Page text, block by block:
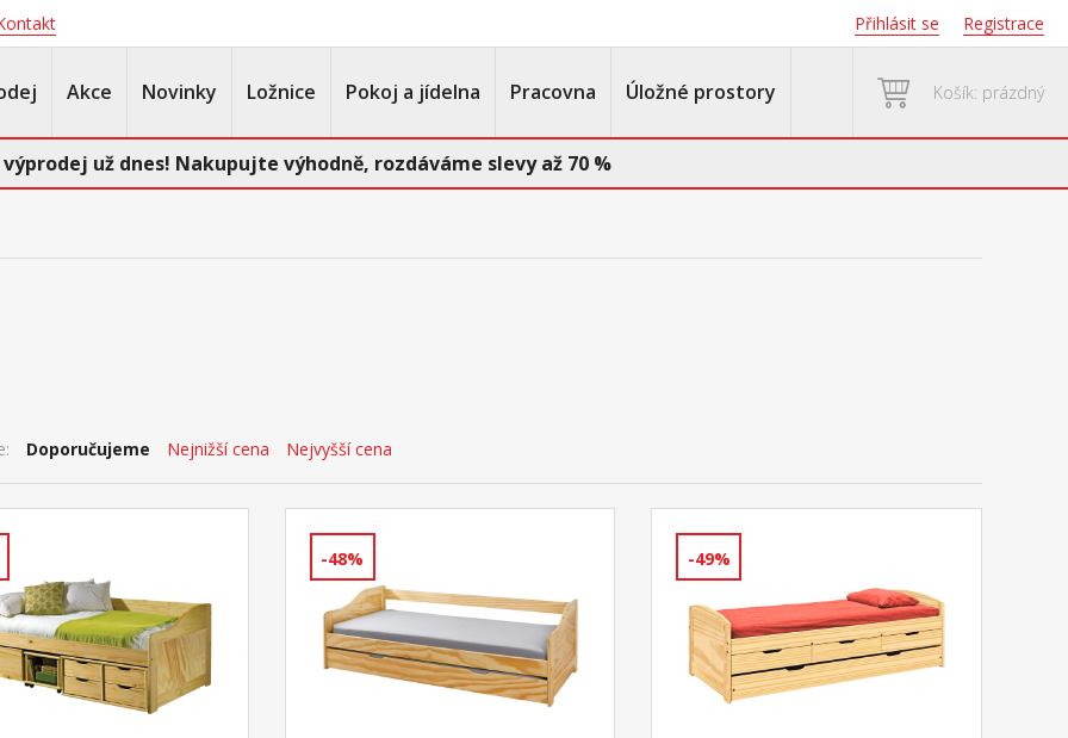
Přihlásit se Registrace
Akce Novinky Ložnice Pokoj a jídelna Pracovna Úložné prostory Košík: prázdný
už dnes! Nakupujte výhodně, rozdáváme slevy až 70 %
Doporučujeme Nejnižší cena Nejvyšší cena
-48% -49%